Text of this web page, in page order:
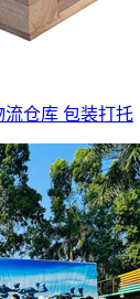
仓库 包装打托